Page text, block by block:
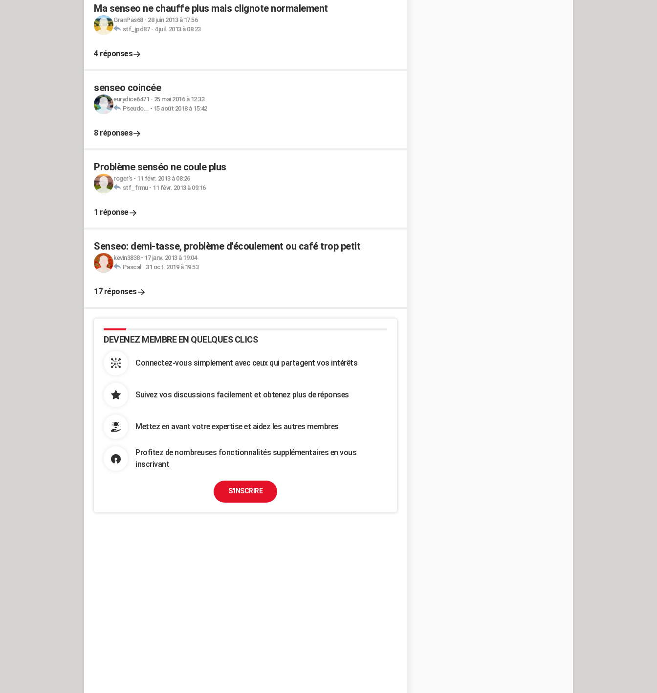
Ma senseo ne chauffe plus mais clignote normalement
GranPas68- 28 juin 2013 à 17:56
stf_jpd87- 4 juil. 2013 à 08:23
4 réponses
senseo coincée
eurydice6471 - 25 mai 2016 à 12:33
Pseudo... - 15 août 2018 à 15:42
8 réponses
Problème senséo ne coule plus
roger's- 11 févr. 2013 à 08:26
stf_frmu- 11 févr. 2013 à 09:16
1 réponse
Senseo: demi-tasse, problème d'écoulement ou café trop petit
kevin3838- 17 janv. 2013 à 19:04
Pascal - 31 oct. 2019 à 19:53
17 réponses
DEVENEZ MEMBRE EN QUELQUES CLICS
Connectez-vous simplement avec ceux qui partagent vos intérêts
Suivez vos discussions facilement et obtenez plus de réponses
Mettez en avant votre expertise et aidez les autres membres
Profitez de nombreuses fonctionnalités supplémentaires en vous
inscrivant
S'INSCRIRE